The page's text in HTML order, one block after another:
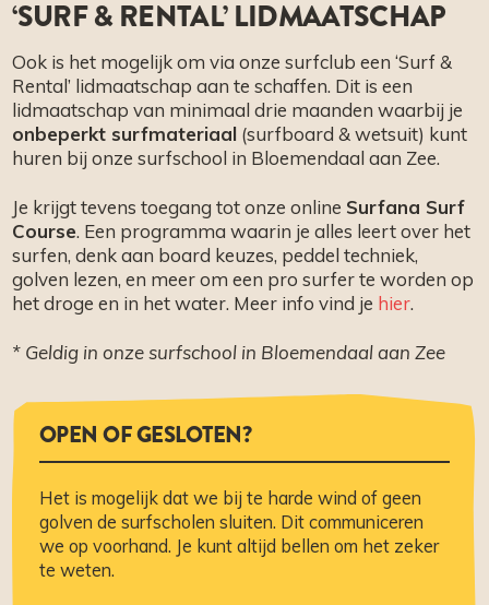
‘SURF & RENTAL’ LIDMAATSCHAP
Ook is het mogelijk om via onze surfclub een ‘Surf &
Rental’ lidmaatschap aan te schaffen. Dit is een
lidmaatschap van minimaal drie maanden waarbij je
onbeperkt surfmateriaal (surfboard & wetsuit) kunt
huren bij onze surfschool in Bloemendaal aan Zee.
Je krijgt tevens toegang tot onze online Surfana Surf
Course. Een programma waarin je alles leert over het
surfen, denk aan board keuzes, peddel techniek,
golven lezen, en meer om een pro surfer te worden op
het droge en in het water. Meer info vind je hier.
* Geldig in onze surfschool in Bloemendaal aan Zee
OPEN OF GESLOTEN?
Het is mogelijk dat we bij te harde wind of geen
golven de surfscholen sluiten. Dit communiceren
we op voorhand. Je kunt altijd bellen om het zeker
te weten.